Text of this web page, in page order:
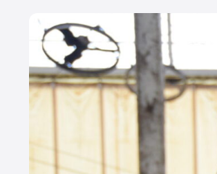
記
CATEGORY
Dairy Japan抜粋記事 酪農役立ちコラ